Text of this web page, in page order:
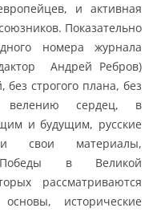
и активная
Показательно
номера журнала
Андрей Ребров)
без строгого плана, без
велению сердец, в
и будущим, русские
свои материалы,
в Великой
рассматриваются
исторические